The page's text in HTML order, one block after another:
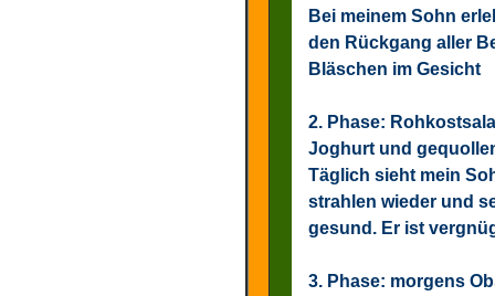
Bei meinem Sohn
den Rückgang aller
Bläschen im Gesicht
2. Phase:
Joghurt und
Täglich sieht mein
strahlen wieder und
gesund. Er ist
3. Phase: morgens